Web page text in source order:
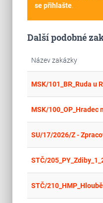
se přihlašte.
Další podobné
Název zakázky
MSK/101_BR_Ruda u
MSK/100_OP_Hradec
STČ/
STČ/